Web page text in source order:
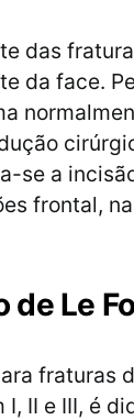
das
da face.
se a
frontal,
de Le
fraturas
II e III, é